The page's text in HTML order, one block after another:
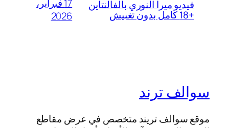
فيديو ميرا النوري بالفالنتاين
+18 كامل بدون تغبيش
17 فبراير،
2026
سوالف ترند
موقع سوالف تريند متخصص في عرض مقاطع